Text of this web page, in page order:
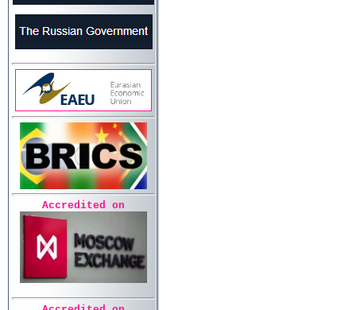
Accredited on